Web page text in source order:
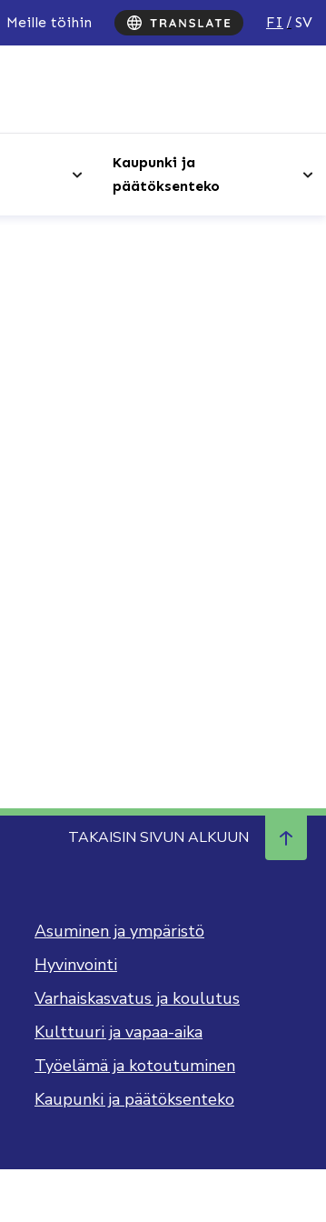
Meille töihin FI SV
Kaupunki ja
päätöksenteko
TAKAISIN SIVUN ALKUUN
Asuminen ja ympäristö
Hyvinvointi
Varhaiskasvatus ja koulutus
Kulttuuri ja vapaa-aika
Työelämä ja kotoutuminen
Kaupunki ja päätöksenteko